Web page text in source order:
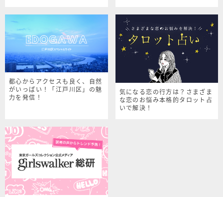
都心からアクセスも良く、自然
がいっぱい！「江戸川区」の魅
力を発信！
気になる恋の行方は？さまざま
な恋のお悩み本格的タロット占
いで解決！